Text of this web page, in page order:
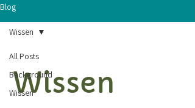
Blog
All Posts
Background
Wissen
Wissen
Wissen